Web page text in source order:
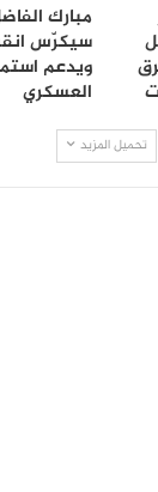
مبارك
سيكرّس
ويدعم
العسكري
تحميل المزيد